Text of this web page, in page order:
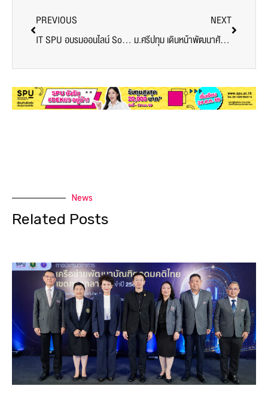
PREVIOUS
IT SPU อบรมออนไลน์ Soft Skill “Design Thinking And Agile” สำหรับผู้เข้าร่วมโครงการบัณฑิตพันธุ์ใหม่ หลักสูตร Non Degree รุ่นที่ 4
NEXT
ม.ศรีปทุม เดินหน้าพัฒนาศักยภาพนักศึกษา ประชุมพิจารณาคัดเลือกนักศึกษาดีเด่นด้านวิชาการฯ 2565
News
Related Posts